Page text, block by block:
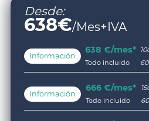
Desde:
638€/Mes+IVA
Información
638 €/mes*
Todo incluido
Información
666 €/mes*
Todo incluido